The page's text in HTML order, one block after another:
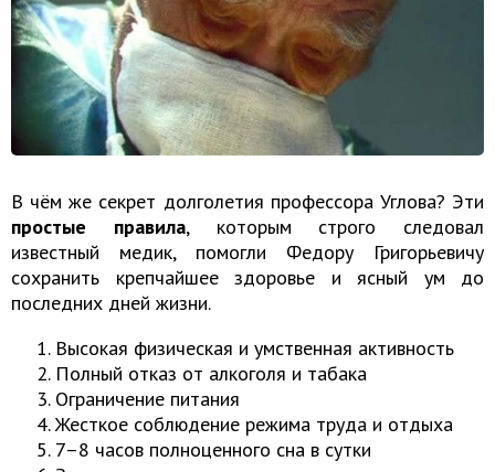
В чём же секрет долголетия профессора Углова? Эти
простые правила, которым строго следовал
известный медик, помогли Федору Григорьевичу
сохранить крепчайшее здоровье и ясный ум до
последних дней жизни.
Высокая физическая и умственная активность
Полный отказ от алкоголя и табака
Ограничение питания
Жесткое соблюдение режима труда и отдыха
7–8 часов полноценного сна в сутки